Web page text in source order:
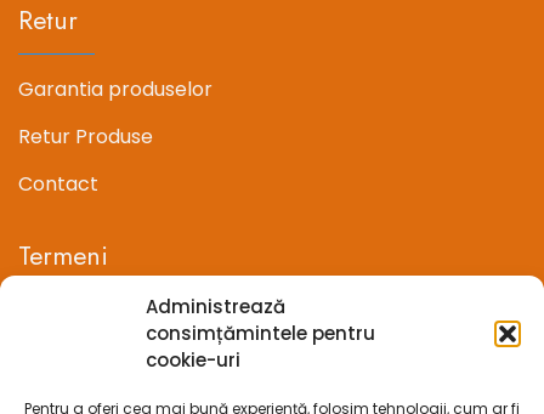
Administrează
consimțămintele pentru
cookie-uri
Pentru a oferi cea mai bună experiență, folosim tehnologii, cum ar fi
Retur
Garantia produselor
Retur Produse
Contact
Termeni
Termeni si conditii
Confidentialitate